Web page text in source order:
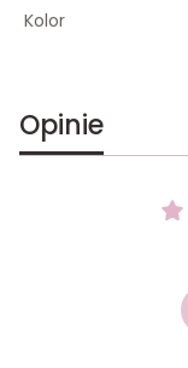
Kolor
Opinie